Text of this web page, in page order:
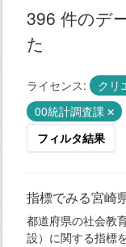
396 件のデ
た
ライセンス: クリ
00統計調査課
フィルタ結果
指標でみる宮崎
都道府県の社会教
設）に関する指標